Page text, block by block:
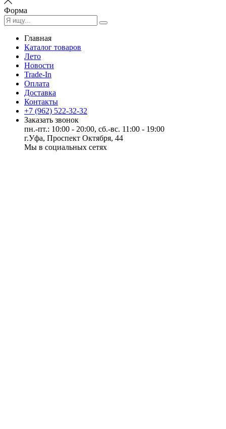
Форма
Главная
Каталог товаров
Лето
Новости
Trade-In
Оплата
Доставка
Контакты
+7 (962) 522-32-32
Заказать звонок
пн.-пт.: 10:00 - 20:00, сб.-вс. 11:00 - 19:00
г.Уфа, Проспект Октября, 44
Мы в социальных сетях